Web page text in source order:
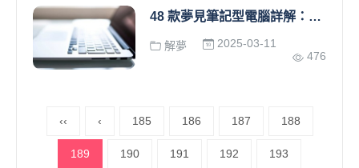
48 款夢見筆記型電腦詳解：夢見丟失筆記型電腦，夢見買筆記型電腦，夢見收到筆記型電腦
解夢
2025-03-11
476
‹‹ ‹ 185 186 187 188
189 190 191 192 193